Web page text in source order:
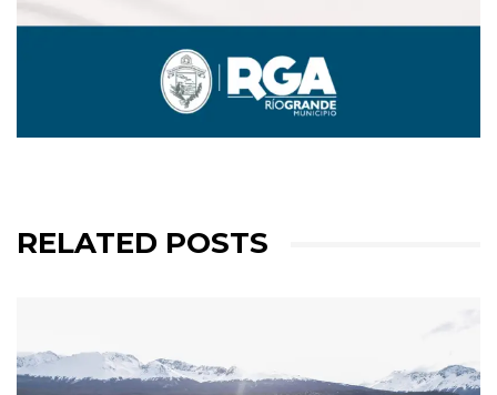
RELATED POSTS